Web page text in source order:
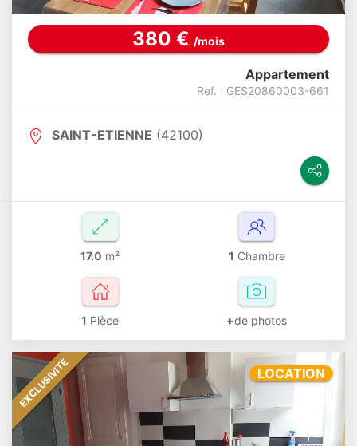
380 € /mois
Appartement
Ref. : GES20860003-661
SAINT-ETIENNE (42100)
17.0 m² 1 Chambre
1 Pièce +de photos
EXCLUSIVITÉ LOCATION